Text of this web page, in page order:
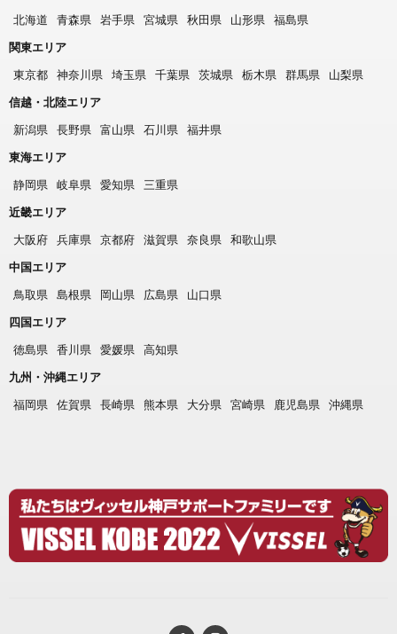
北海道
青森県 岩手県 宮城県 秋田県 山形県
福島県
関東エリア
東京都
神奈川県 埼玉県 千葉県 茨城県 栃木県 群馬県
山梨県
信越・北陸エリア
新潟県
長野県 富山県 石川県
福井県
東海エリア
静岡県
岐阜県 愛知県
三重県
近畿エリア
大阪府
兵庫県 京都府 滋賀県 奈良県
和歌山県
中国エリア
鳥取県
島根県 岡山県 広島県
山口県
四国エリア
徳島県
香川県 愛媛県
高知県
九州・沖縄エリア
福岡県
佐賀県 長崎県 熊本県 大分県 宮崎県 鹿児島県 沖縄県